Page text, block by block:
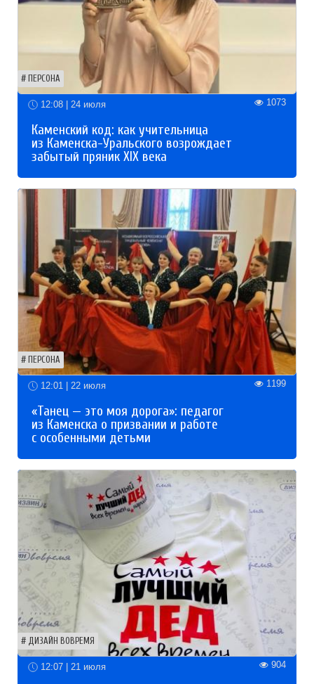
ПЕРСОНА
12:08 | 24 июля 1073
Каменский код: как учительница
из Каменска-Уральского возрождает
забытый пряник XIX века
ПЕРСОНА
12:01 | 22 июля 1199
«Танец — это моя дорога»: педагог
из Каменска о призвании и работе
с особенными детьми
ДИЗАЙН ВОВРЕМЯ
12:07 | 21 июля 904